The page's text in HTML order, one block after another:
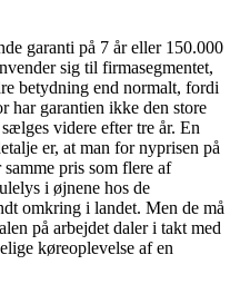
garanti på 7 år eller 150.000
sig til firmasegmentet,
betydning end normalt, fordi
har garantien ikke den store
videre efter tre år. En
er, at man for nyprisen på
pris som flere af
i øjnene hos de
omkring i landet. Men de må
på arbejdet daler i takt med
køreoplevelse af en